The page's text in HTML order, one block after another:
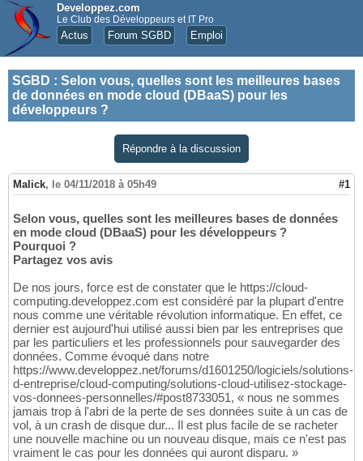
Developpez.com
Le Club des Développeurs et IT Pro
Actus Forum SGBD Emploi
SGBD : Selon vous, quelles sont les meilleures bases
de données en mode cloud (DBaaS) pour les
développeurs ?
Répondre à la discussion
Malick, le 04/11/2018 à 05h49 #1
Selon vous, quelles sont les meilleures bases de données
en mode cloud (DBaaS) pour les développeurs ?
Pourquoi ?
Partagez vos avis
De nos jours, force est de constater que le https://cloud-
computing.developpez.com est considéré par la plupart d'entre
nous comme une véritable révolution informatique. En effet, ce
dernier est aujourd'hui utilisé aussi bien par les entreprises que
par les particuliers et les professionnels pour sauvegarder des
données. Comme évoqué dans notre
https://www.developpez.net/forums/d1601250/logiciels/solutions-
d-entreprise/cloud-computing/solutions-cloud-utilisez-stockage-
vos-donnees-personnelles/#post8733051, « nous ne sommes
jamais trop à l'abri de la perte de ses données suite à un cas de
vol, à un crash de disque dur... Il est plus facile de se racheter
une nouvelle machine ou un nouveau disque, mais ce n'est pas
vraiment le cas pour les données qui auront disparu. »